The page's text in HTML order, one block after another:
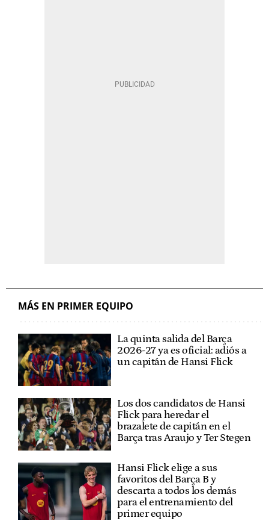
MÁS EN PRIMER EQUIPO
La quinta salida del Barça
2026-27 ya es oficial: adiós a
un capitán de Hansi Flick
Los dos candidatos de Hansi
Flick para heredar el
brazalete de capitán en el
Barça tras Araujo y Ter Stegen
Hansi Flick elige a sus
favoritos del Barça B y
descarta a todos los demás
para el entrenamiento del
primer equipo